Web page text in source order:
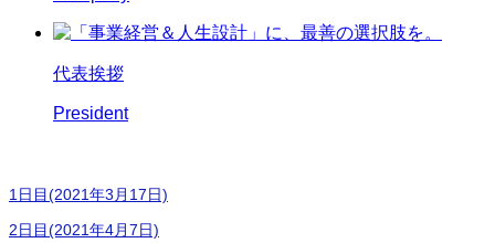
代表挨拶
President
1日目(2021年3月17日)
2日目(2021年4月7日)